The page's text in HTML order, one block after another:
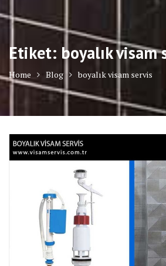
Etiket: boyalık visam
Home Blog boyalık visam servis